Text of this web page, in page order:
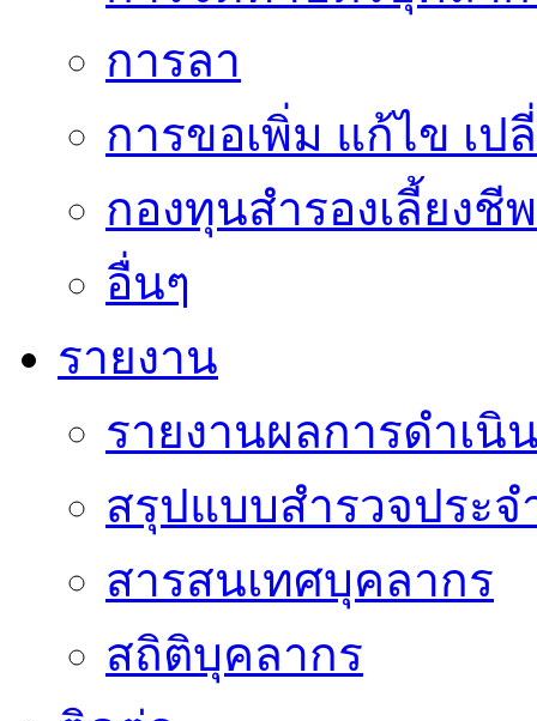
การลา
การขอเพิ่ม แก้ไข เ
กองทุนสำรองเลี้ยงชีพ
อื่นๆ
รายงาน
รายงานผลการดำเนิ
สรุปแบบสำรวจประจ
สารสนเทศบุคลากร
สถิติบุคลากร